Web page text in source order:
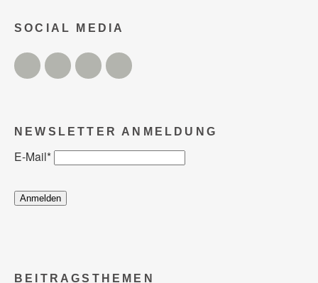
SOCIAL MEDIA
Twitter FacebookInstagram
NEWSLETTER ANMELDUNG
E-Mail*
BEITRAGSTHEMEN